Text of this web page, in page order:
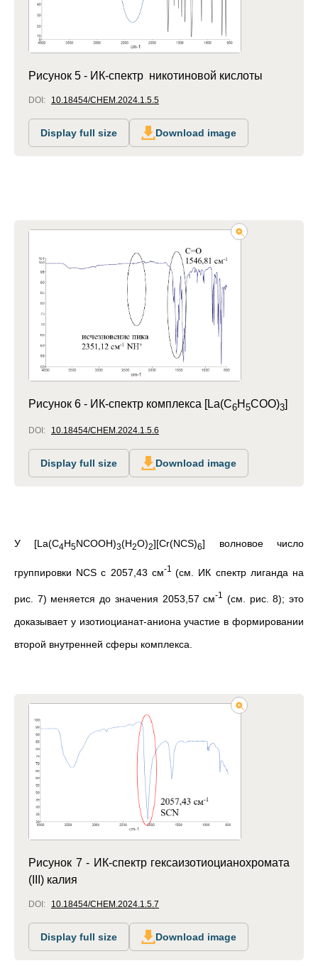
Рисунок 5 - ИК-спектр никотиновой кислоты
DOI: 10.18454/CHEM.2024.1.5.5
Display full size Download image
Рисунок 6 - ИК-спектр комплекса [La(C6H 5COO)3]
DOI: 10.18454/CHEM.2024.1.5.6
Display full size Download image
У [La(C4H5NCOOH)3(H2O)2][Cr(NCS)6] волновое число
группировки NCS с 2057,43 см-1 (см. ИК спектр лиганда на
рис. 7) меняется до значения 2053,57 см-1
(см. рис. 8); это
доказывает у изотиоцианат-аниона участие в формировании
второй внутренней сферы комплекса.
Рисунок 7 - ИК-спектр гексаизотиоцианохромата
(III) калия
DOI: 10.18454/CHEM.2024.1.5.7
Display full size Download image